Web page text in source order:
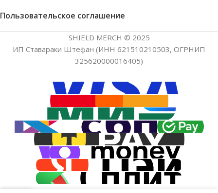
Пользовательское соглашение
SHIELD MERCH © 2025
ИП Ставараки Штефан (ИНН 621510210503, ОГРНИП
325620000016405)